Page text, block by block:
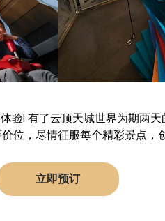
! 有了云顶天城世界为期两
位，尽情征服每个精彩景点，
立即预订